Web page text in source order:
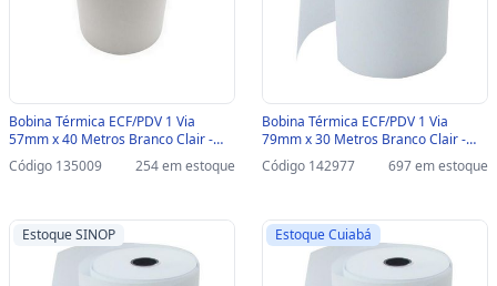
Bobina Térmica ECF/PDV 1 Via
57mm x 40 Metros Branco Clair -
Unitário - 192 - 192
Código 135009 254 em estoque
Bobina Térmica ECF/PDV 1 Via
79mm x 30 Metros Branco Clair -
Unitário - 3344 - 3344
Código 142977 697 em estoque
Estoque SINOP Estoque Cuiabá